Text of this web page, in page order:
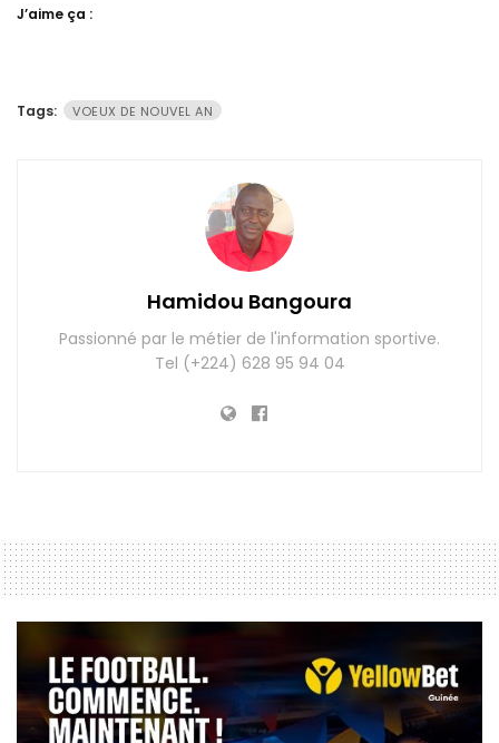
J’aime ça :
Tags: VOEUX DE NOUVEL AN
Hamidou Bangoura
Passionné par le métier de l'information sportive.
Tel (+224) 628 95 94 04